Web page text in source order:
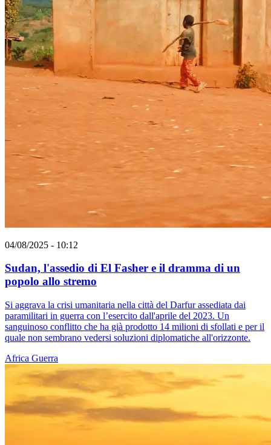
04/08/2025 - 10:12
Sudan, l'assedio di El Fasher e il dramma di un
popolo allo stremo
Si aggrava la crisi umanitaria nella città del Darfur assediata dai
paramilitari in guerra con l’esercito dall'aprile del 2023. Un
sanguinoso conflitto che ha già prodotto 14 milioni di sfollati e per il
quale non sembrano vedersi soluzioni diplomatiche all'orizzonte.
Africa Guerra